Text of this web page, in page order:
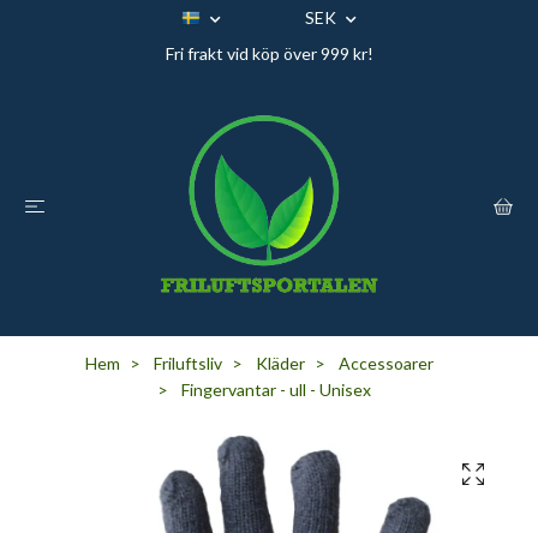
SEK
Fri frakt vid köp över 999 kr!
Hem Friluftsliv Kläder
Accessoarer
Fingervantar - ull - Unisex